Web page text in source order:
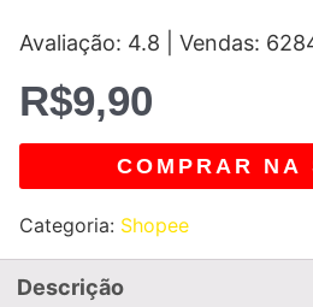
Avaliação: 4.8 | Vendas:
R$9,90
COMPRAR NA
Categoria: Shopee
Descrição